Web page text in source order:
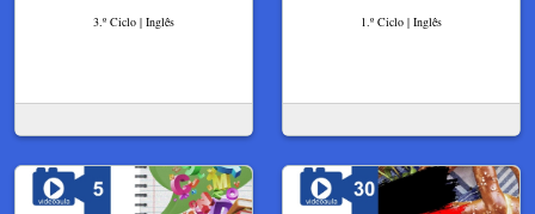
3.º Ciclo | Inglês 1.º Ciclo | Inglês